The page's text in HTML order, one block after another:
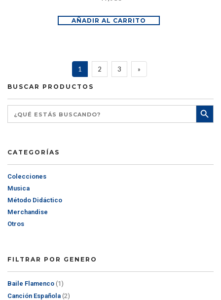
AÑADIR AL CARRITO
1 2 3 »
BUSCAR PRODUCTOS
CATEGORÍAS
Colecciones
Musica
Método Didáctico
Merchandise
Otros
FILTRAR POR GENERO
Baile Flamenco (1)
Canción Española (2)